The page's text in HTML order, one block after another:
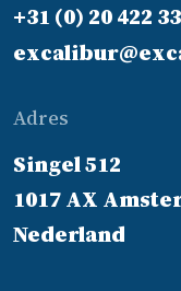
+31 (0) 20 422
Adres
Singel 512
1017 AX
Nederland